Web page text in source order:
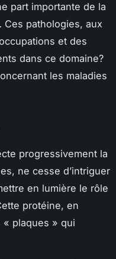
part importante de la
pathologies, aux
et des
dans ce domaine?
les maladies
progressivement la
ne cesse d’intriguer
en lumière le rôle
protéine, en
« plaques » qui